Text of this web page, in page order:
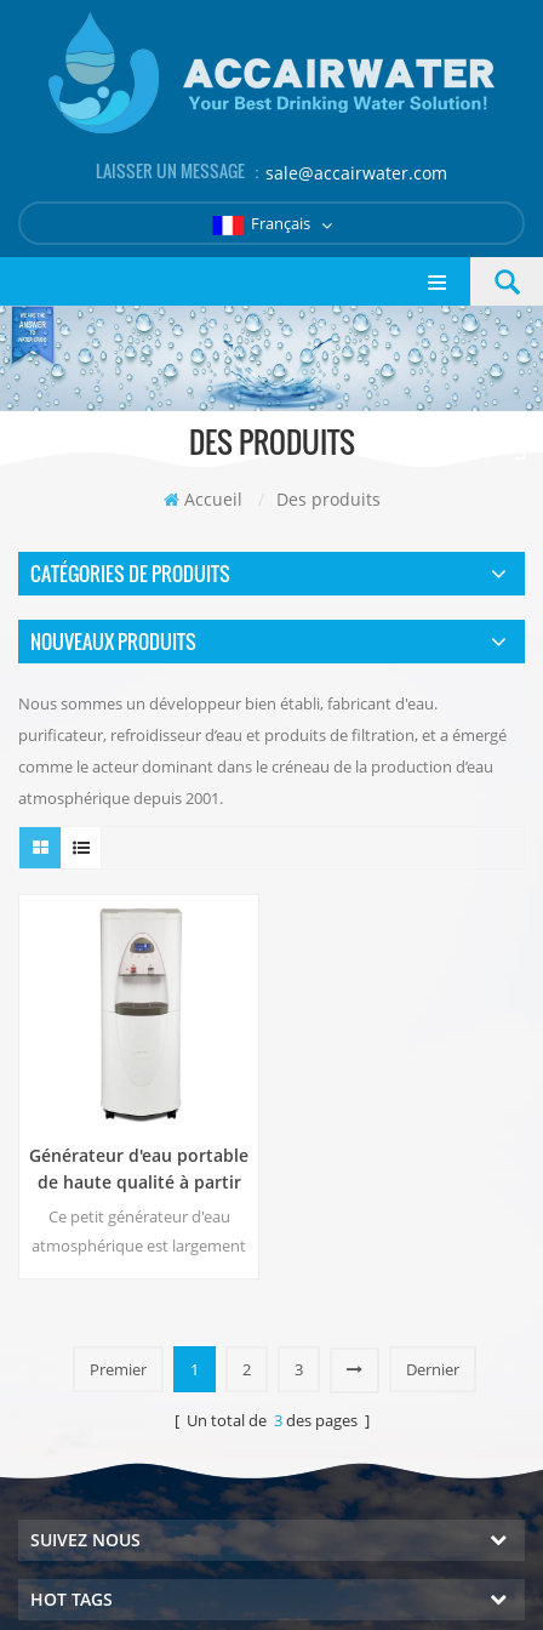
LAISSER UN MESSAGE ： sale@accairwater.com
Français
DES PRODUITS
Accueil / Des produits
CATÉGORIES DE PRODUITS
NOUVEAUX PRODUITS
Nous sommes un développeur bien établi, fabricant d'eau.
purificateur, refroidisseur d’eau et produits de filtration, et a émergé
comme le acteur dominant dans le créneau de la production d’eau
atmosphérique depuis 2001.
Générateur d'eau portable
de haute qualité à partir
de l'air HR-77M
Ce petit générateur d'eau
atmosphérique est largement
pure. Sortie d'eau pure
chaude et froide. Écran
d'affichage LCD.
Premier 1 2 3 Dernier
[ Un total de 3des pages ]
SUIVEZ NOUS
HOT TAGS